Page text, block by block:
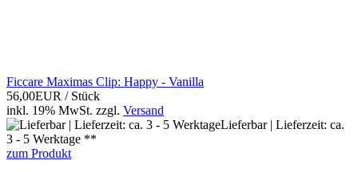
Ficcare Maximas Clip: Happy - Vanilla
56,00EUR / Stück
inkl. 19% MwSt. zzgl. Versand
Lieferbar | Lieferzeit: ca.
3 - 5 Werktage **
zum Produkt